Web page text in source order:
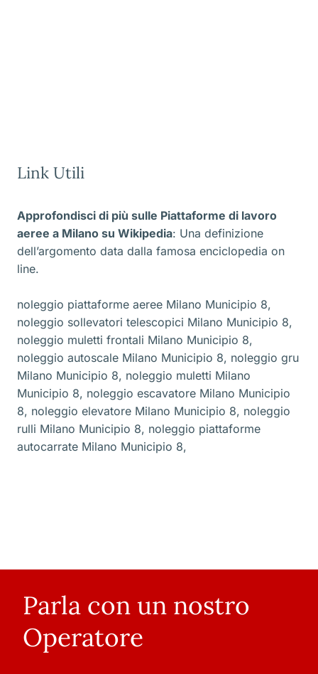
Link Utili
Approfondisci di più sulle Piattaforme di lavoro
aeree a Milano su Wikipedia: Una definizione
dell’argomento data dalla famosa enciclopedia on
line.
noleggio piattaforme aeree Milano Municipio 8,
noleggio sollevatori telescopici Milano Municipio 8,
noleggio muletti frontali Milano Municipio 8,
noleggio autoscale Milano Municipio 8, noleggio gru
Milano Municipio 8, noleggio muletti Milano
Municipio 8, noleggio escavatore Milano Municipio
8, noleggio elevatore Milano Municipio 8, noleggio
rulli Milano Municipio 8, noleggio piattaforme
autocarrate Milano Municipio 8,
Parla con un nostro
Operatore